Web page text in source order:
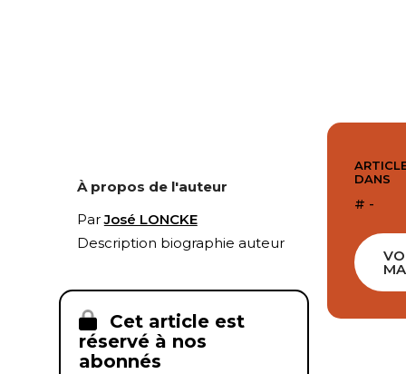
À propos de l'auteur
ParJosé LONCKE
Description biographie auteur
Cet article est
réservé à nos
abonnés
DANS
# -